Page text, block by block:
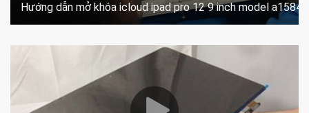
Hướng dẫn mở khóa icloud ipad pro 12 9 inch model a1584